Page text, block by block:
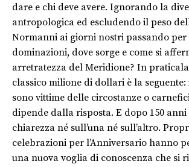
dare e chi deve avere. Ignorando la
antropologica ed escludendo il peso
Normanni ai giorni nostri passando per
dominazioni, dove sorge e come si
arretratezza del Meridione? In
classico milione di dollari è la
sono vittime delle circostanze o
dipende dalla risposta. E dopo 150 anni
chiarezza né sull’una né sull’altro.
celebrazioni per l’Anniversario hanno
una nuova voglia di conoscenza che si